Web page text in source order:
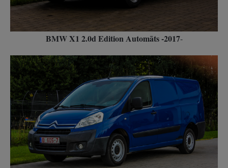
BMW X1 2.0d Edition Automāts -2017-